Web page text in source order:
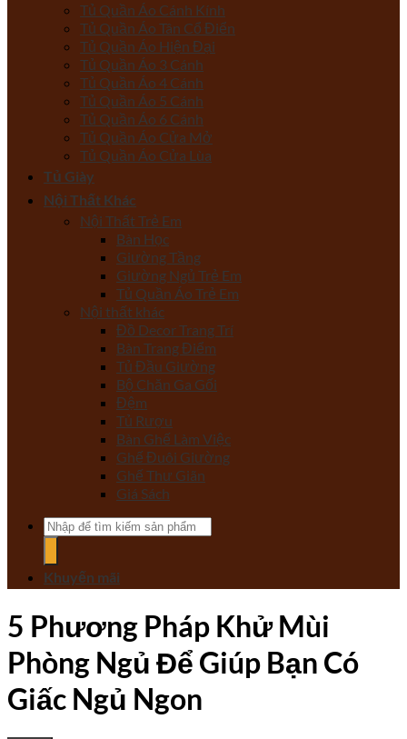
Tủ Quần Áo Cánh Kính
Tủ Quần Áo Tân Cổ Điển
Tủ Quần Áo Hiện Đại
Tủ Quần Áo 3 Cánh
Tủ Quần Áo 4 Cánh
Tủ Quần Áo 5 Cánh
Tủ Quần Áo 6 Cánh
Tủ Quần Áo Cửa Mở
Tủ Quần Áo Cửa Lùa
Tủ Giày
Nội Thất Khác
Nội Thất Trẻ Em
Bàn Học
Giường Tầng
Giường Ngủ Trẻ Em
Tủ Quần Áo Trẻ Em
Nội thất khác
Đồ Decor Trang Trí
Bàn Trang Điểm
Tủ Đầu Giường
Bộ Chăn Ga Gối
Đệm
Tủ Rượu
Bàn Ghế Làm Việc
Ghế Đuôi Giường
Ghế Thư Giãn
Giá Sách
Tìm
kiếm:
Khuyến mãi
5 Phương Pháp Khử Mùi
Phòng Ngủ Để Giúp Bạn Có
Giấc Ngủ Ngon